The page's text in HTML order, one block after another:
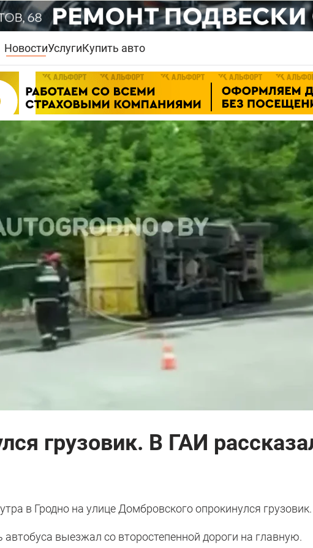
НовостиУслугиКупить авто
грузовик. В ГАИ
в Гродно на улице Домбровского опрокинулся грузовик.
автобуса выезжал со второстепенной дороги на главную.